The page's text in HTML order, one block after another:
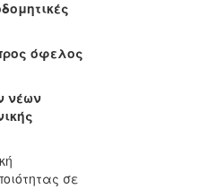
όφελος
νέων
σε